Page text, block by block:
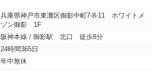
兵庫県神戸市東灘区御影中町7-8-11 ホワイトメ
ゾン御影 1F
阪神本線 / 御影駅 北口 徒歩8分
24時間365日
年中無休